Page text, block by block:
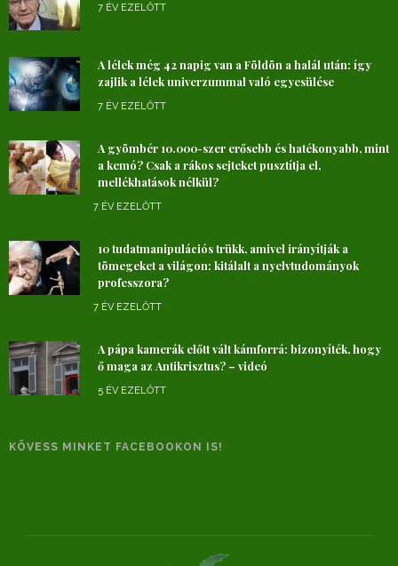
7 ÉV EZELŐTT
A lélek még 42 napig van a Földön a halál után: így
zajlik a lélek univerzummal való egyesülése
7 ÉV EZELŐTT
A gyömbér 10.000-szer erősebb és hatékonyabb, mint
a kemó? Csak a rákos sejteket pusztítja el,
mellékhatások nélkül?
7 ÉV EZELŐTT
10 tudatmanipulációs trükk, amivel irányítják a
tömegeket a világon: kitálalt a nyelvtudományok
professzora?
7 ÉV EZELŐTT
A pápa kamerák előtt vált kámforrá: bizonyíték, hogy
ő maga az Antikrisztus? – videó
5 ÉV EZELŐTT
KÖVESS MINKET FACEBOOKON IS!